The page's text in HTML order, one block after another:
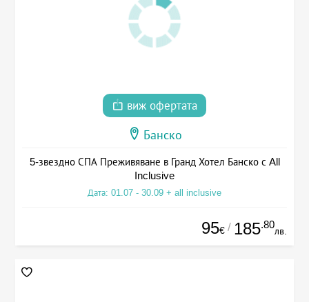
виж офертата
Банско
5-звездно СПА Преживяване в Гранд Хотел Банско с All
Inclusive
Дата: 01.07 - 30.09 + all inclusive
95€ / 185.80
лв.